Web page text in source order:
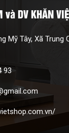
và DV KHĂN
Mỹ Tây, Xã Trung
93